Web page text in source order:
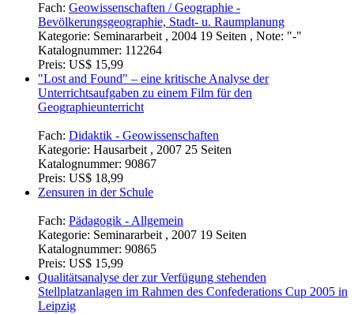
Fach: Geowissenschaften / Geographie -
Bevölkerungsgeographie, Stadt- u. Raumplanung
Kategorie: Seminararbeit , 2004 19 Seiten , Note: "-"
Katalognummer: 112264
Preis: US$ 15,99
"Lost and Found" – eine kritische Analyse der
Unterrichtsaufgaben zu einem Film für den
Geographieunterricht
Fach: Didaktik - Geowissenschaften
Kategorie: Hausarbeit , 2007 25 Seiten
Katalognummer: 90867
Preis: US$ 18,99
Zensuren in der Schule
Fach: Pädagogik - Allgemein
Kategorie: Seminararbeit , 2007 19 Seiten
Katalognummer: 90865
Preis: US$ 15,99
Qualitätsanalyse der zur Verfügung stehenden
Stellplatzanlagen im Rahmen des Confederations Cup 2005 in
Leipzig